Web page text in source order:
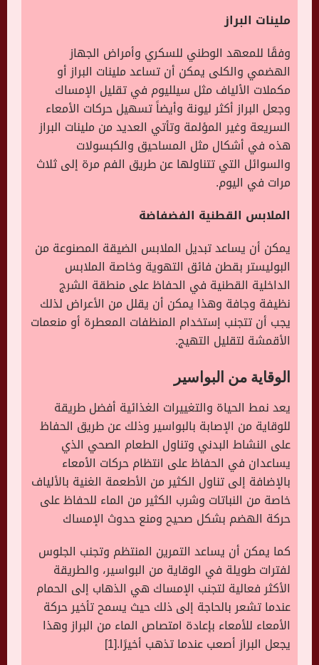
ملينات البراز
وفقًا للمعهد الوطني للسكري وأمراض الجهاز
الهضمي والكلى يمكن أن تساعد ملينات البراز أو
مكملات الألياف مثل سيلليوم في تقليل الإمساك
وجعل البراز أكثر ليونة وأيضاً تسهيل حركات الأمعاء
السريعة وغير المؤلمة وتأتي العديد من ملينات البراز
هذه في أشكال مثل المساحيق والكبسولات
والسوائل التي تتناولها عن طريق الفم مرة إلى ثلاث
مرات في اليوم.
الملابس القطنية الفضفاضة
يمكن أن يساعد تبديل الملابس الضيقة المصنوعة من
البوليستر بقطن فائق التهوية وخاصة الملابس
الداخلية القطنية في الحفاظ على منطقة الشرج
نظيفة وجافة وهذا يمكن أن يقلل من الأعراض لذلك
يجب أن تتجنب إستخدام المنظفات المعطرة أو منعمات
الأقمشة لتقليل التهيج.
الوقاية من البواسير
يعد نمط الحياة والتغييرات الغذائية أفضل طريقة
للوقاية من الإصابة بالبواسير وذلك عن طريق الحفاظ
على النشاط البدني وتناول الطعام الصحي الذي
يساعدان في الحفاظ على انتظام حركات الأمعاء
بالإضافة إلى تناول الكثير من الأطعمة الغنية بالألياف
خاصة من النباتات وشرب الكثير من الماء للحفاظ على
حركة الهضم بشكل صحيح ومنع حدوث الإمساك
كما يمكن أن يساعد التمرين المنتظم وتجنب الجلوس
لفترات طويلة في الوقاية من البواسير، والطريقة
الأكثر فعالية لتجنب الإمساك هي الذهاب إلى الحمام
عندما تشعر بالحاجة إلى ذلك حيث يسمح تأخير حركة
الأمعاء للأمعاء بإعادة امتصاص الماء من البراز وهذا
يجعل البراز أصعب عندما تذهب أخيرًا.[1]